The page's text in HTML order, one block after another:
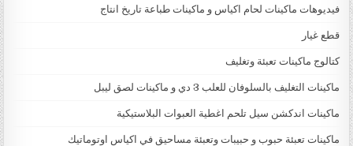
فيديوهات ماكينات لحام اكياس و ماكينات طباعة تاريخ انتاج
قطع غيار
كتالوج ماكينات تعبئة وتغليف
ماكينات التغليف بالسلوفان للعلب 3 دي و ماكينات لصق ليبل
ماكينات اندكشن سيل تلحم اغطية العبوات البلاستيكية
ماكينات تعبئة حبوب و حبيبات وتعبئة مساحيق في اكياس اوتوماتيك